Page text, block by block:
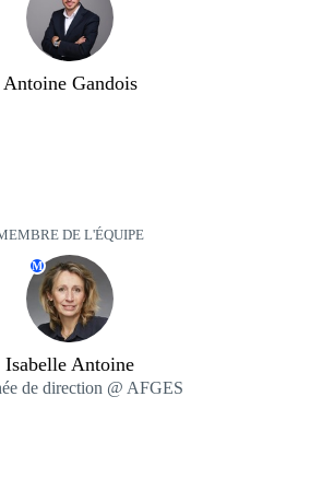
Antoine Gandois
DE L'ÉQUIPE
M
Isabelle Antoine
de direction @ AFGES